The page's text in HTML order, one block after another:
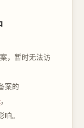
，暂时无法访
案的
，
响。